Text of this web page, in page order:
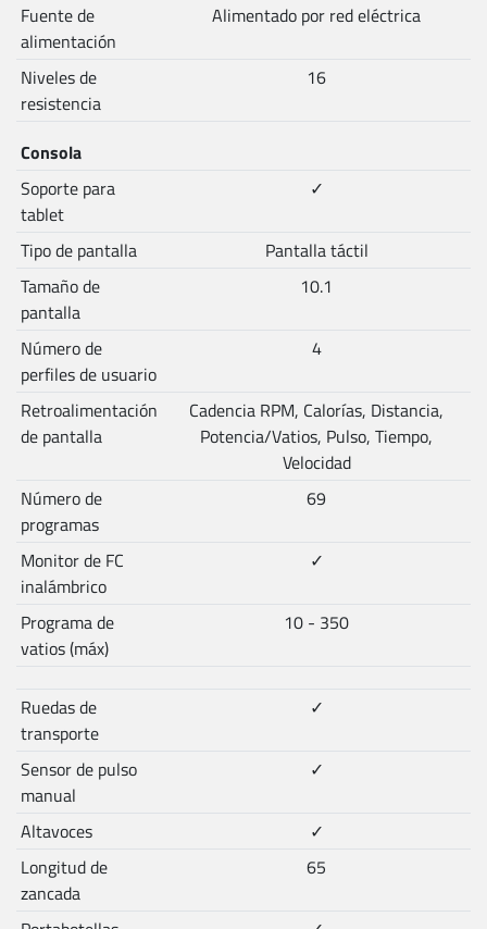
Fuente de
alimentación
Alimentado por red eléctrica
Niveles de
resistencia
16
Consola
Soporte para
tablet
✓
Tipo de pantalla
Pantalla táctil
Tamaño de
pantalla
10.1
Número de
perfiles de usuario
4
Retroalimentación
de pantalla
Cadencia RPM, Calorías, Distancia,
Potencia/Vatios, Pulso, Tiempo,
Velocidad
Número de
programas
69
Monitor de FC
inalámbrico
✓
Programa de
vatios (máx)
10 - 350
Ruedas de
transporte
✓
Sensor de pulso
manual
✓
Altavoces
✓
Longitud de
zancada
65